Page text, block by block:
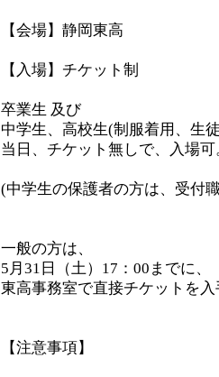
【会場】静岡東高
【入場】チケット制
卒業生 及び
中学生、高校生(制服着用、生
当日、チケット無しで、入場可
(中学生の保護者の方は、受付
一般の方は、
5月31日（土）17：00までに、
東高事務室で直接チケットを入
【注意事項】